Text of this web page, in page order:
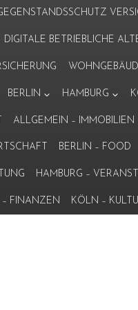
DIGITALE BETRIEBLICHE
BERLIN HAMBURG
ALLGEMEIN – IMMOBILIEN
BERLIN – FOOD
HAMBURG –
– FINANZEN KÖLN –